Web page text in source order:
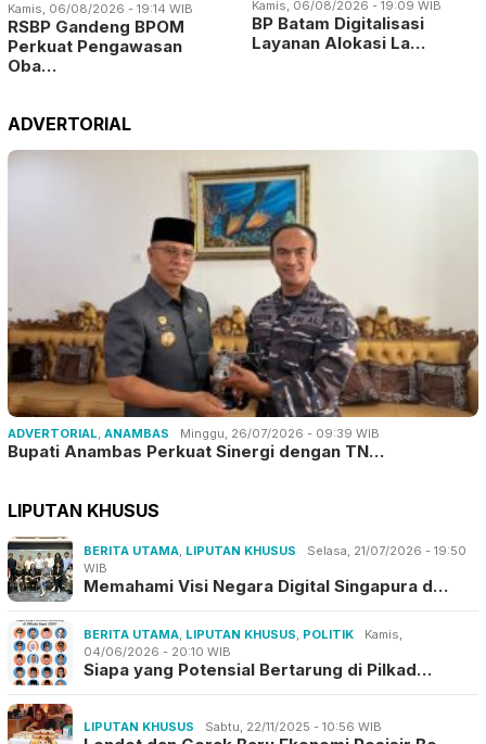
Kamis, 06/08/2026 - 19:14 WIB
RSBP Gandeng BPOM
Perkuat Pengawasan
Oba…
Kamis, 06/08/2026 - 19:09 WIB
BP Batam Digitalisasi
Layanan Alokasi La…
ADVERTORIAL
ADVERTORIAL, ANAMBAS Minggu, 26/07/2026 - 09:39 WIB
Bupati Anambas Perkuat Sinergi dengan TN…
LIPUTAN KHUSUS
BERITA UTAMA, LIPUTAN KHUSUS
Selasa, 21/07/2026 - 19:50
WIB
Memahami Visi Negara Digital Singapura d…
BERITA UTAMA, LIPUTAN KHUSUS, POLITIK
Kamis,
04/06/2026 - 20:10 WIB
Siapa yang Potensial Bertarung di Pilkad…
LIPUTAN KHUSUS Sabtu, 22/11/2025 - 10:56 WIB